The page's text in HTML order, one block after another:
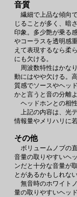
音質
繊細で上品な傾向
じることが多く、暗
印象。多少艶が乗る
やコーラスを透明感
えて表現するなら柔
にも欠ける。
周波数特性はかな
動にはやや欠ける。
質感でソースやヘッ
かと言うと音の分離
ヘッドホンとの相
上記の内容は、光
情報量やメリハリに
その他
ボリュームノブの
音量の取りやすいヘ
ンだと十分な音量が
とがあるかもしれな
無音時のホワイト
量の取りやすいヘッ